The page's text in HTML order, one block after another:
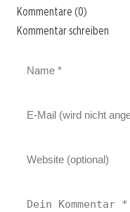
Kommentare (0)
Kommentar schreiben